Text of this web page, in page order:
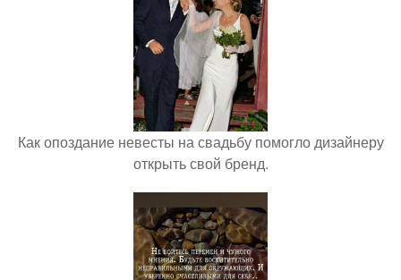
Как опоздание невесты на свадьбу помогло дизайнеру
открыть свой бренд.